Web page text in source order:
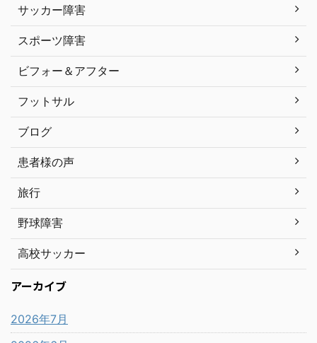
サッカー障害
スポーツ障害
ビフォー＆アフター
フットサル
ブログ
患者様の声
旅行
野球障害
高校サッカー
アーカイブ
2026年7月